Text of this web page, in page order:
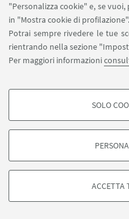
"Personalizza cookie" e, se
in "Mostra cookie di profilazione".
Potrai sempre rivedere le tue
rientrando nella sezione
Per maggiori informazioni
COOKIE DI PROFILAZIONE
degli utenti, creare profili in base
di marketing.
Google/Youtube Video
SOLO
ACCETTA
©Copyright 2026 - ALMA
Privacy-